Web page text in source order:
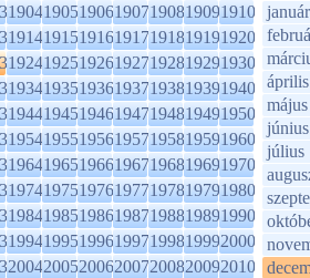
1904190519061907190819091910
1914191519161917191819191920
1924192519261927192819291930
1934193519361937193819391940
1944194519461947194819491950
1954195519561957195819591960
1964196519661967196819691970
1974197519761977197819791980
1984198519861987198819891990
1994199519961997199819992000
2004200520062007200820092010
január
április
május
június
július